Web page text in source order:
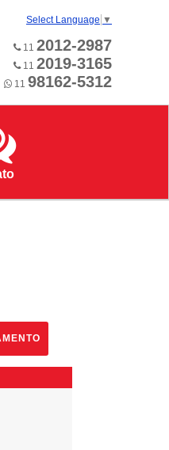
Select Language ▼
11 2012-2987
11 2019-3165
11 98162-5312